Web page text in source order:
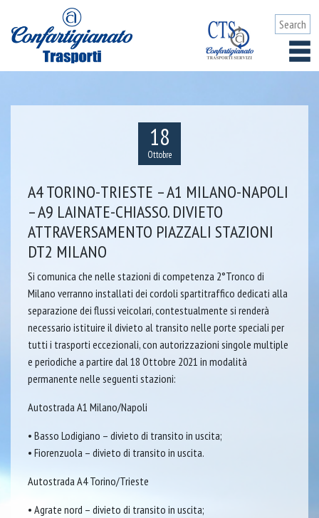
18
Ottobre
A4 TORINO-TRIESTE – A1 MILANO-NAPOLI
– A9 LAINATE-CHIASSO. DIVIETO
ATTRAVERSAMENTO PIAZZALI STAZIONI
DT2 MILANO
Si comunica che nelle stazioni di competenza 2°Tronco di
Milano verranno installati dei cordoli spartitraffico dedicati alla
separazione dei flussi veicolari, contestualmente si renderà
necessario istituire il divieto al transito nelle porte speciali per
tutti i trasporti eccezionali, con autorizzazioni singole multiple
e periodiche a partire dal 18 Ottobre 2021 in modalità
permanente nelle seguenti stazioni:
Autostrada A1 Milano/Napoli
• Basso Lodigiano – divieto di transito in uscita;
• Fiorenzuola – divieto di transito in uscita.
Autostrada A4 Torino/Trieste
• Agrate nord – divieto di transito in uscita;